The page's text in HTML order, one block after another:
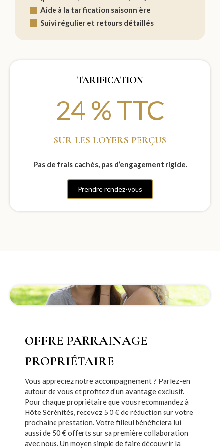
TARIFICATION
24 % TTC
SUR LES LOYERS PERÇUS
Pas de frais cachés, pas d’engagement rigide.
Prendre rendez-vous
Aide à la tarification saisonnière
Suivi régulier et retours détaillés
OFFRE PARRAINAGE
PROPRIÉTAIRE
Vous appréciez notre accompagnement ? Parlez-en
autour de vous et profitez d’un avantage exclusif.
Pour chaque propriétaire que vous recommandez à
Hôte Sérénités, recevez 5 0 € de réduction sur votre
prochaine prestation. Votre filleul bénéficiera lui
aussi de 50 € offerts sur sa première collaboration
avec nous. Un moyen simple de faire découvrir la